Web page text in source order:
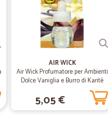
DI…
AIR WICK
Air Wick Profumatore per Ambienti
Dolce Vaniglia e Burro di Karitè
5,05 €